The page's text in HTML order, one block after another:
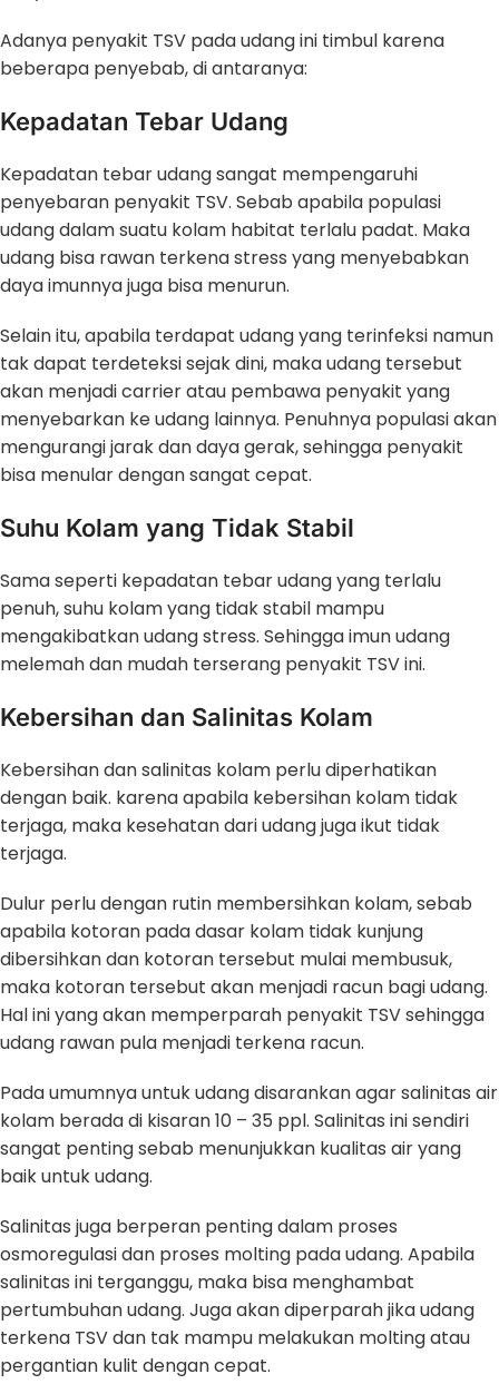
Adanya penyakit TSV pada udang ini timbul karena
beberapa penyebab, di antaranya:
Kepadatan Tebar Udang
Kepadatan tebar udang sangat mempengaruhi
penyebaran penyakit TSV. Sebab apabila populasi
udang dalam suatu kolam habitat terlalu padat. Maka
udang bisa rawan terkena stress yang menyebabkan
daya imunnya juga bisa menurun.
Selain itu, apabila terdapat udang yang terinfeksi namun
tak dapat terdeteksi sejak dini, maka udang tersebut
akan menjadi carrier atau pembawa penyakit yang
menyebarkan ke udang lainnya. Penuhnya populasi akan
mengurangi jarak dan daya gerak, sehingga penyakit
bisa menular dengan sangat cepat.
Suhu Kolam yang Tidak Stabil
Sama seperti kepadatan tebar udang yang terlalu
penuh, suhu kolam yang tidak stabil mampu
mengakibatkan udang stress. Sehingga imun udang
melemah dan mudah terserang penyakit TSV ini.
Kebersihan dan Salinitas Kolam
Kebersihan dan salinitas kolam perlu diperhatikan
dengan baik. karena apabila kebersihan kolam tidak
terjaga, maka kesehatan dari udang juga ikut tidak
terjaga.
Dulur perlu dengan rutin membersihkan kolam, sebab
apabila kotoran pada dasar kolam tidak kunjung
dibersihkan dan kotoran tersebut mulai membusuk,
maka kotoran tersebut akan menjadi racun bagi udang.
Hal ini yang akan memperparah penyakit TSV sehingga
udang rawan pula menjadi terkena racun.
Pada umumnya untuk udang disarankan agar salinitas air
kolam berada di kisaran 10 – 35 ppl. Salinitas ini sendiri
sangat penting sebab menunjukkan kualitas air yang
baik untuk udang.
Salinitas juga berperan penting dalam proses
osmoregulasi dan proses molting pada udang. Apabila
salinitas ini terganggu, maka bisa menghambat
pertumbuhan udang. Juga akan diperparah jika udang
terkena TSV dan tak mampu melakukan molting atau
pergantian kulit dengan cepat.